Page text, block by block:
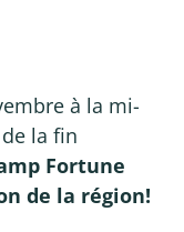
à la mi-
la fin
Fortune
de la région!